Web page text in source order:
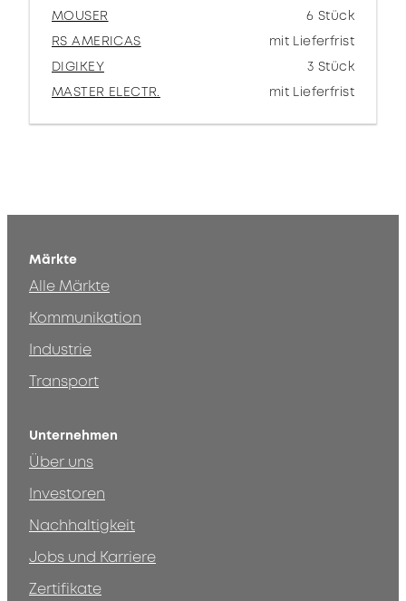
MOUSER
6 Stück
RS AMERICAS
mit Lieferfrist
DIGIKEY
3 Stück
MASTER ELECTR.
mit Lieferfrist
Märkte
Alle Märkte
Kommunikation
Industrie
Transport
Unternehmen
Über uns
Investoren
Nachhaltigkeit
Jobs und Karriere
Zertifikate